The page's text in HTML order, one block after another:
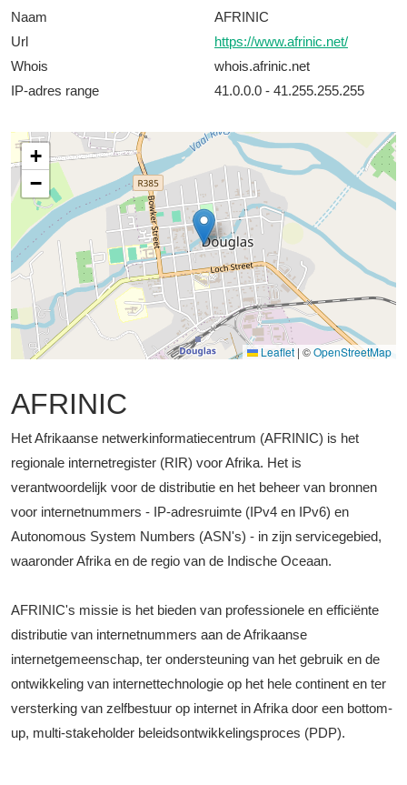
Naam
AFRINIC
Url
https://www.afrinic.net/
Whois
whois.afrinic.net
IP-adres range
41.0.0.0 - 41.255.255.255
+
−
Leaflet | ©OpenStreetMap
AFRINIC
Het Afrikaanse netwerkinformatiecentrum (AFRINIC) is het
regionale internetregister (RIR) voor Afrika. Het is
verantwoordelijk voor de distributie en het beheer van bronnen
voor internetnummers - IP-adresruimte (IPv4 en IPv6) en
Autonomous System Numbers (ASN's) - in zijn servicegebied,
waaronder Afrika en de regio van de Indische Oceaan.
AFRINIC's missie is het bieden van professionele en efficiënte
distributie van internetnummers aan de Afrikaanse
internetgemeenschap, ter ondersteuning van het gebruik en de
ontwikkeling van internettechnologie op het hele continent en ter
versterking van zelfbestuur op internet in Afrika door een bottom-
up, multi-stakeholder beleidsontwikkelingsproces (PDP).